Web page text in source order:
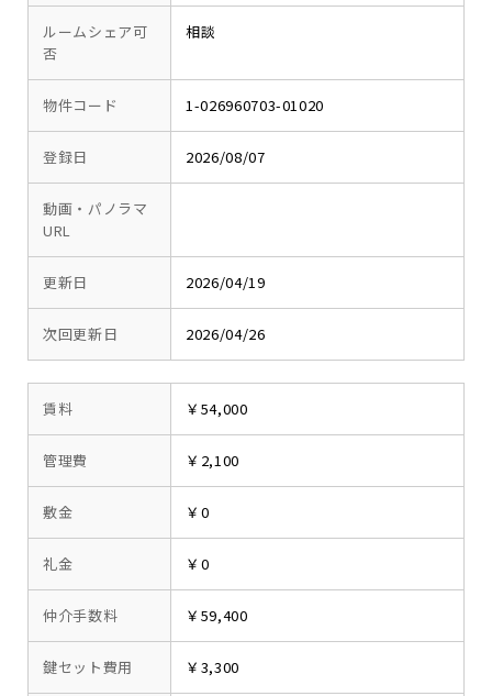
ルームシェア可
否
相談
物件コード 1-026960703-01020
登録日 2026/08/07
動画・パノラマ
URL
更新日 2026/04/19
次回更新日 2026/04/26
賃料 ￥54,000
管理費 ￥2,100
敷金 ￥0
礼金 ￥0
仲介手数料 ￥59,400
鍵セット費用 ￥3,300